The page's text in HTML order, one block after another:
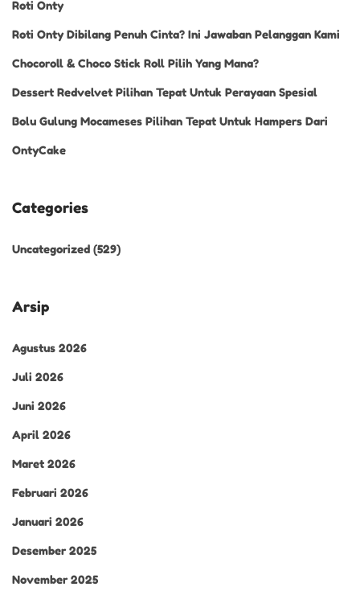
Roti Onty
Roti Onty Dibilang Penuh Cinta? Ini Jawaban Pelanggan Kami
Chocoroll & Choco Stick Roll Pilih Yang Mana?
Dessert Redvelvet Pilihan Tepat Untuk Perayaan Spesial
Bolu Gulung Mocameses Pilihan Tepat Untuk Hampers Dari
OntyCake
Categories
Uncategorized (529)
Arsip
Agustus 2026
Juli 2026
Juni 2026
April 2026
Maret 2026
Februari 2026
Januari 2026
Desember 2025
November 2025